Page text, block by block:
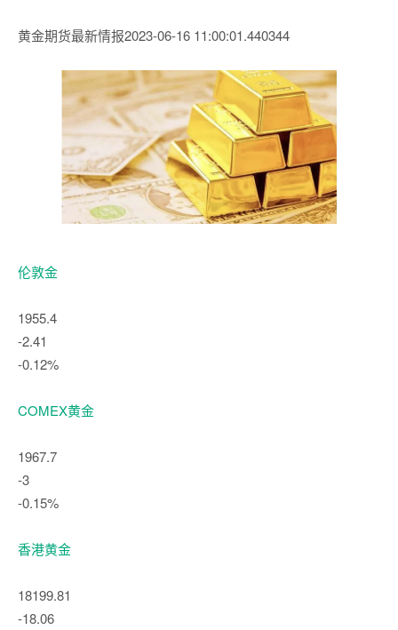
黄金期货最新情报2023-06-16 11:00:01.440344
伦敦金
1955.4
-2.41
-0.12%
COMEX黄金
1967.7
-3
-0.15%
香港黄金
18199.81
-18.06